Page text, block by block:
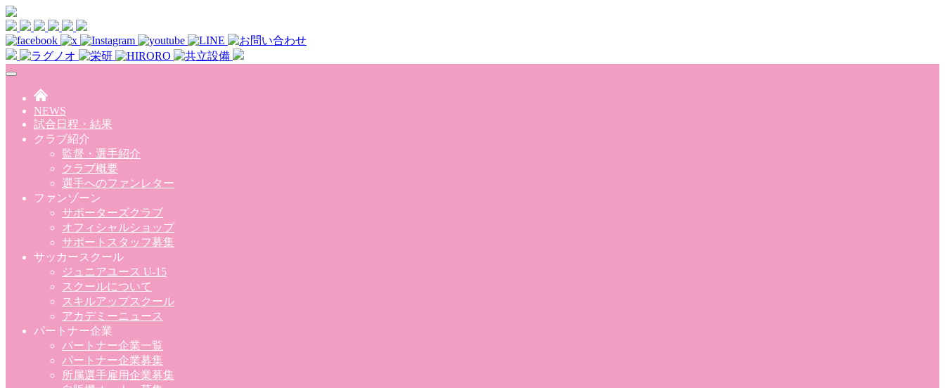
Skip to main content
NEWS
試合日程・結果
クラブ紹介
監督・選手紹介
クラブ概要
選手へのファンレター
ファンゾーン
サポーターズクラブ
オフィシャルショップ
サポートスタッフ募集
サッカースクール
ジュニアユース U-15
スクールについて
スキルアップスクール
アカデミーニュース
パートナー企業
パートナー企業一覧
パートナー企業募集
所属選手雇用企業募集